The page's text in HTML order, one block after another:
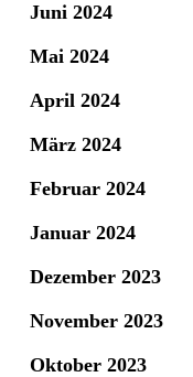
Juni 2024
Mai 2024
April 2024
März 2024
Februar 2024
Januar 2024
Dezember 2023
November 2023
Oktober 2023